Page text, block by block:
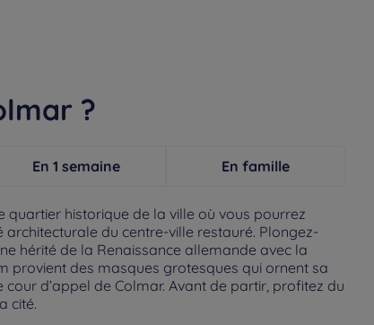
?
En 1 semaine En famille
quartier historique de la ville où vous pourrez
du centre-ville restauré. Plongez-
hérité de la Renaissance allemande avec la
provient des masques grotesques qui ornent sa
d’appel de Colmar. Avant de partir, profitez du
cité.